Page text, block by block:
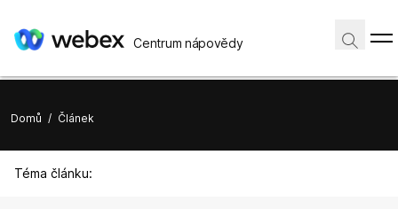
Centrum nápovědy
Domů / Článek
Téma článku: